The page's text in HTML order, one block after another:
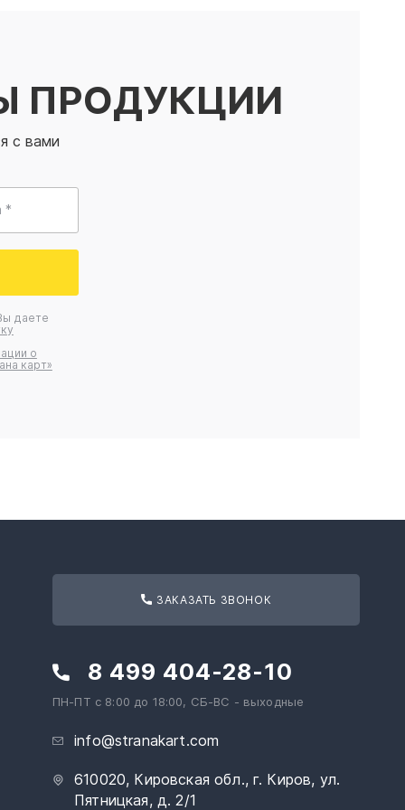
ПРОДУКЦИИ
с вами
*
даете
о
карт»
ЗАКАЗАТЬ ЗВОНОК
8 499 404-28-10
ПН-ПТ с 8:00 до 18:00, СБ-ВС - выходные
info@stranakart.com
610020, Кировская обл., г. Киров, ул.
Пятницкая, д. 2/1